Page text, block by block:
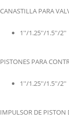
CANASTILLA PARA
1''/1.25''/1.5''/2''
PISTONES PARA
1''/1.25''/1.5''/2''
IMPULSOR DE PISTON